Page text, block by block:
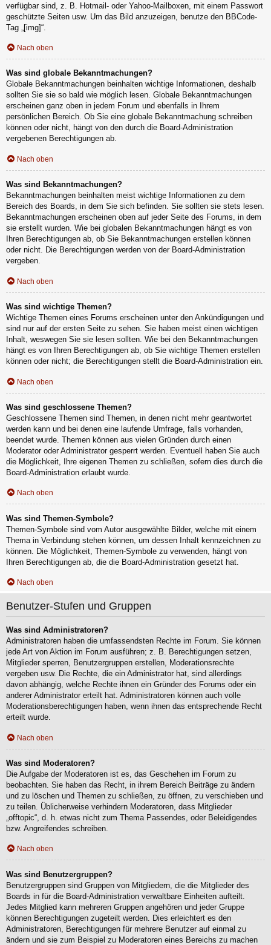
verfügbar sind, z. B. Hotmail- oder Yahoo-Mailboxen, mit einem Passwort
geschützte Seiten usw. Um das Bild anzuzeigen, benutze den BBCode-
Tag „[img]“.
Nach oben
Was sind globale Bekanntmachungen?
Globale Bekanntmachungen beinhalten wichtige Informationen, deshalb
sollten Sie sie so bald wie möglich lesen. Globale Bekanntmachungen
erscheinen ganz oben in jedem Forum und ebenfalls in Ihrem
persönlichen Bereich. Ob Sie eine globale Bekanntmachung schreiben
können oder nicht, hängt von den durch die Board-Administration
vergebenen Berechtigungen ab.
Nach oben
Was sind Bekanntmachungen?
Bekanntmachungen beinhalten meist wichtige Informationen zu dem
Bereich des Boards, in dem Sie sich befinden. Sie sollten sie stets lesen.
Bekanntmachungen erscheinen oben auf jeder Seite des Forums, in dem
sie erstellt wurden. Wie bei globalen Bekanntmachungen hängt es von
Ihren Berechtigungen ab, ob Sie Bekanntmachungen erstellen können
oder nicht. Die Berechtigungen werden von der Board-Administration
vergeben.
Nach oben
Was sind wichtige Themen?
Wichtige Themen eines Forums erscheinen unter den Ankündigungen und
sind nur auf der ersten Seite zu sehen. Sie haben meist einen wichtigen
Inhalt, weswegen Sie sie lesen sollten. Wie bei den Bekanntmachungen
hängt es von Ihren Berechtigungen ab, ob Sie wichtige Themen erstellen
können oder nicht; die Berechtigungen stellt die Board-Administration ein.
Nach oben
Was sind geschlossene Themen?
Geschlossene Themen sind Themen, in denen nicht mehr geantwortet
werden kann und bei denen eine laufende Umfrage, falls vorhanden,
beendet wurde. Themen können aus vielen Gründen durch einen
Moderator oder Administrator gesperrt werden. Eventuell haben Sie auch
die Möglichkeit, Ihre eigenen Themen zu schließen, sofern dies durch die
Board-Administration erlaubt wurde.
Nach oben
Was sind Themen-Symbole?
Themen-Symbole sind vom Autor ausgewählte Bilder, welche mit einem
Thema in Verbindung stehen können, um dessen Inhalt kennzeichnen zu
können. Die Möglichkeit, Themen-Symbole zu verwenden, hängt von
Ihren Berechtigungen ab, die die Board-Administration gesetzt hat.
Nach oben
Benutzer-Stufen und Gruppen
Was sind Administratoren?
Administratoren haben die umfassendsten Rechte im Forum. Sie können
jede Art von Aktion im Forum ausführen; z. B. Berechtigungen setzen,
Mitglieder sperren, Benutzergruppen erstellen, Moderationsrechte
vergeben usw. Die Rechte, die ein Administrator hat, sind allerdings
davon abhängig, welche Rechte ihnen ein Gründer des Forums oder ein
anderer Administrator erteilt hat. Administratoren können auch volle
Moderationsberechtigungen haben, wenn ihnen das entsprechende Recht
erteilt wurde.
Nach oben
Was sind Moderatoren?
Die Aufgabe der Moderatoren ist es, das Geschehen im Forum zu
beobachten. Sie haben das Recht, in ihrem Bereich Beiträge zu ändern
und zu löschen und Themen zu schließen, zu öffnen, zu verschieben und
zu teilen. Üblicherweise verhindern Moderatoren, dass Mitglieder
„offtopic“, d. h. etwas nicht zum Thema Passendes, oder Beleidigendes
bzw. Angreifendes schreiben.
Nach oben
Was sind Benutzergruppen?
Benutzergruppen sind Gruppen von Mitgliedern, die die Mitglieder des
Boards in für die Board-Administration verwaltbare Einheiten aufteilt.
Jedes Mitglied kann mehreren Gruppen angehören und jeder Gruppe
können Berechtigungen zugeteilt werden. Dies erleichtert es den
Administratoren, Berechtigungen für mehrere Benutzer auf einmal zu
ändern und sie zum Beispiel zu Moderatoren eines Bereichs zu machen